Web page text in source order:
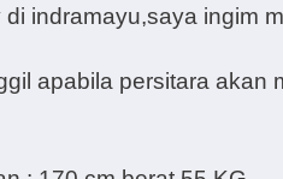
indramayu,saya ingim
apabila persitara akan